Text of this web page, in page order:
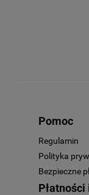
Pomoc
Regulamin
Polityka
Bezpieczne